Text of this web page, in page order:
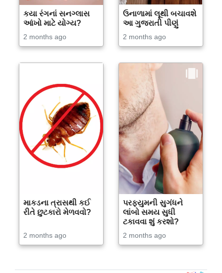
કયા રંગનાં સનગ્લાસ
આંખો માટે યોગ્ય?
2 months ago
ઉનાળામાં લૂથી બચાવશે
આ ગુજરાતી પીણું
2 months ago
માકડના ત્રાસથી કઈ
રીતે છુટકારો મેળવવો?
2 months ago
પરફ્યુમની સુગંધને
લાંબો સમય સુધી
ટકાવવા શું કરશો?
2 months ago